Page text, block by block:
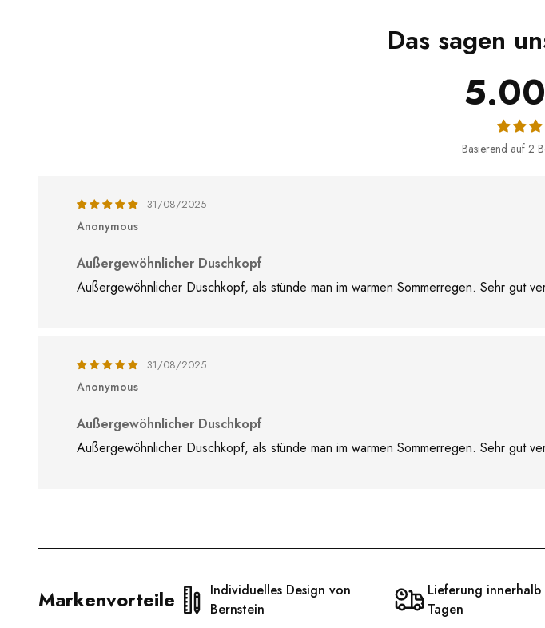
Das sagen
Basierend auf 2
31/08/2025
Anonymous
Außergewöhnlicher Duschkopf
Außergewöhnlicher Duschkopf, als stünde man im warmen Sommerregen. Sehr gut
31/08/2025
Anonymous
Außergewöhnlicher Duschkopf
Außergewöhnlicher Duschkopf, als stünde man im warmen Sommerregen. Sehr gut
Markenvorteile
Individuelles Design von
Bernstein
Lieferung
Tagen